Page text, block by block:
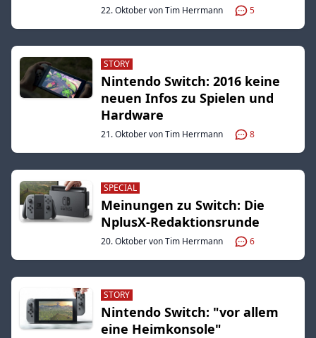
22. Oktober von Tim Herrmann 5
STORY
Nintendo Switch: 2016 keine
neuen Infos zu Spielen und
Hardware
21. Oktober von Tim Herrmann 8
SPECIAL
Meinungen zu Switch: Die
NplusX-Redaktionsrunde
20. Oktober von Tim Herrmann 6
STORY
Nintendo Switch: "vor allem
eine Heimkonsole"